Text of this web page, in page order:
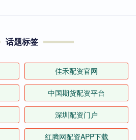
话题标签
佳禾配资官网
中国期货配资平台
深圳配资门户
红腾网配资APP下载